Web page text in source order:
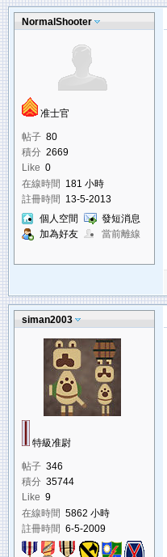
NormalShooter
准士官
帖子 80
積分 2669
Like 0
在線時間 181 小時
註冊時間 13-5-2013
個人空間
發短消息
加為好友
當前離線
siman2003
特級准尉
帖子 346
積分 35744
Like 9
在線時間 5862 小時
註冊時間 6-5-2009